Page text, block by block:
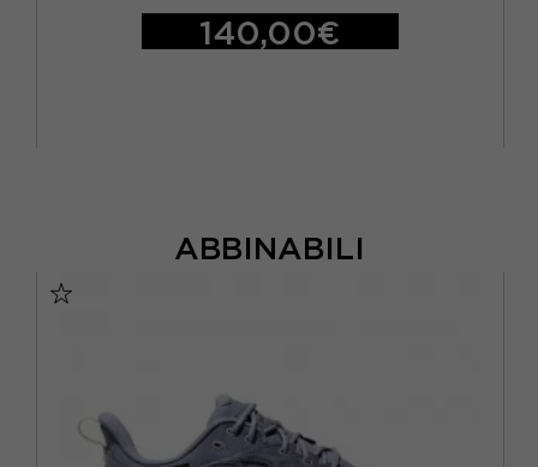
140,00€
ABBINABILI